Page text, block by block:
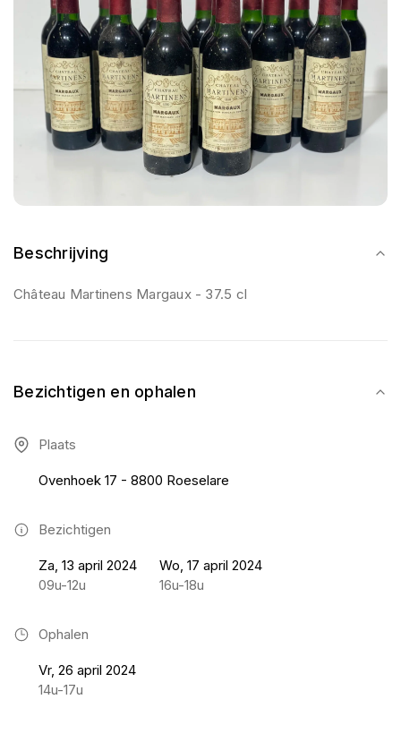
Beschrijving
Château Martinens Margaux - 37.5 cl
Bezichtigen en ophalen
Plaats
Ovenhoek 17 - 8800 Roeselare
Bezichtigen
Za, 13 april 2024
09u-12u
Wo, 17 april 2024
16u-18u
Ophalen
Vr, 26 april 2024
14u-17u